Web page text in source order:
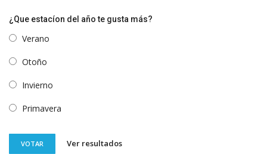
¿Que estacíon del año te gusta más?
Verano
Otoño
Invierno
Primavera
VOTAR Ver resultados